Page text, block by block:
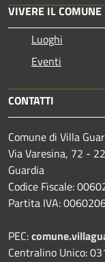
VIVERE IL COMUNE
Luoghi
Eventi
CONTATTI
Comune di Villa
Via Varesina, 72 -
Guardia
Codice Fiscale:
Partita IVA:
PEC:
Centralino Unico: